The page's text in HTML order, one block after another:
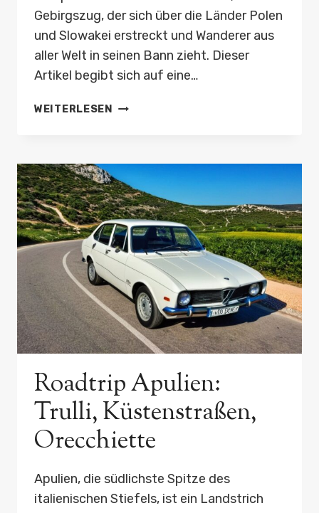
Gebirgszug, der sich über die Länder Polen
und Slowakei erstreckt und Wanderer aus
aller Welt in seinen Bann zieht. Dieser
Artikel begibt sich auf eine…
WEITERLESEN
WANDERN
(POLEN/SLOWAKEI)
Roadtrip Apulien:
Trulli, Küstenstraßen,
Orecchiette
Apulien, die südlichste Spitze des
italienischen Stiefels, ist ein Landstrich